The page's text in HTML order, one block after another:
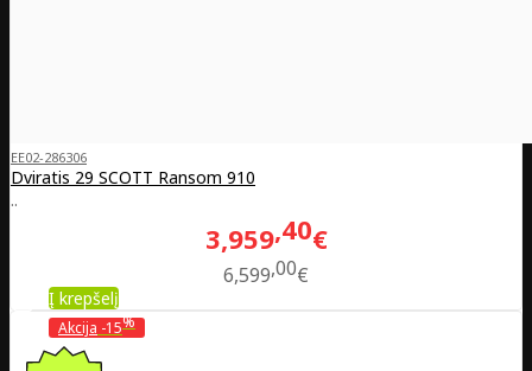
EE02-286306
Dviratis 29 SCOTT Ransom 910
..
3,959 40€
6,599 00€
Į krepšelį
Akcija -15%